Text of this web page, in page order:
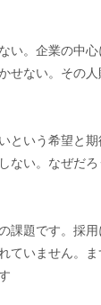
い。企業の中
せない。その
という希望と期
ない。なぜだ
課題です。採用
ていません。